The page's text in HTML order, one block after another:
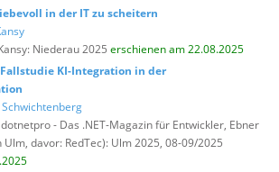
in der IT zu scheitern
Niederau 2025 erschienen am 22.08.2025
KI-Integration in der
dotnetpro - Das .NET-Magazin für Entwickler, Ebner
davor: RedTec): Ulm 2025, 08-09/2025